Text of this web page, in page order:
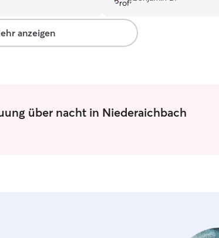
Betreuung brauchen.
anzeigen
über nacht in Niederaichbach